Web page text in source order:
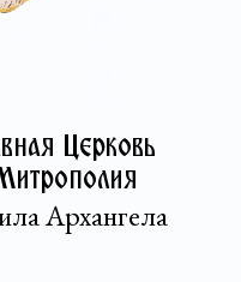
Церковь­
Архангела